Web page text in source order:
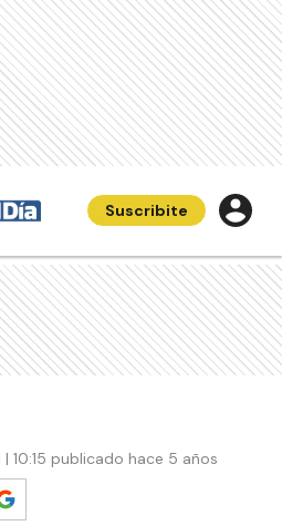
Suscribite
10:15 publicado hace 5 años